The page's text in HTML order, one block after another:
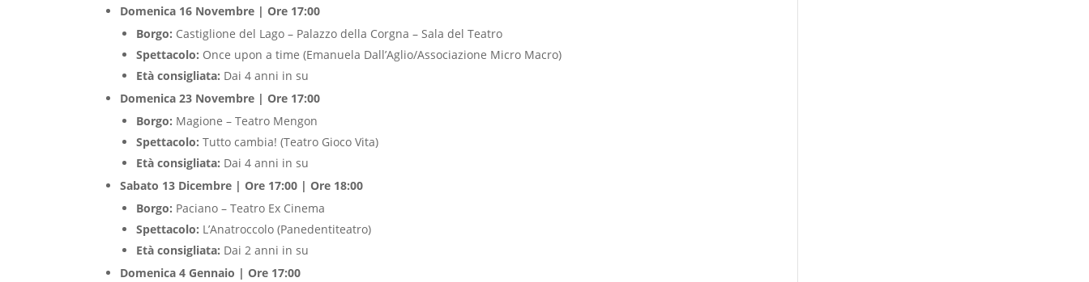
Domenica 16 Novembre | Ore 17:00
Borgo: Castiglione del Lago – Palazzo della Corgna – Sala del Teatro
Spettacolo: Once upon a time (Emanuela Dall’Aglio/Associazione Micro Macro)
Età consigliata: Dai 4 anni in su
Domenica 23 Novembre | Ore 17:00
Borgo: Magione – Teatro Mengon
Spettacolo:Tutto cambia! (Teatro Gioco Vita)
Età consigliata: Dai 4 anni in su
Sabato 13 Dicembre | Ore 17:00 | Ore 18:00
Borgo: Paciano – Teatro Ex Cinema
Spettacolo: L’Anatroccolo (Panedentiteatro)
Età consigliata: Dai 2 anni in su
Domenica 4 Gennaio | Ore 17:00